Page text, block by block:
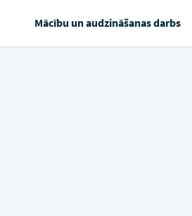
Mācību un audzināšanas darbs